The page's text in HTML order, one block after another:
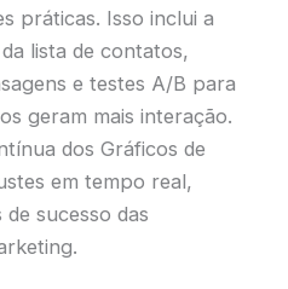
práticas. Isso inclui a
lista de contatos,
e testes A/B para
geram mais interação.
dos Gráficos de
em tempo real,
sucesso das